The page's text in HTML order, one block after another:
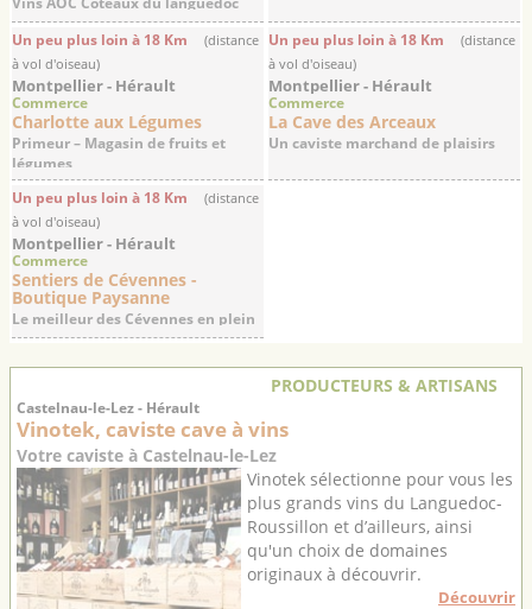
Un peu plus loin à 18 Km
(distance
à vol d'oiseau)
Montpellier - Hérault
Commerce
Charlotte aux Légumes
Primeur – Magasin de fruits et
légumes
Un peu plus loin à 18 Km
(distance
à vol d'oiseau)
Montpellier - Hérault
Commerce
La Cave des Arceaux
Un caviste marchand de plaisirs
Un peu plus loin à 18 Km
(distance
à vol d'oiseau)
Montpellier - Hérault
Commerce
Sentiers de Cévennes -
Boutique Paysanne
Le meilleur des Cévennes en plein
cœur de ...
PRODUCTEURS & ARTISANS
Castelnau-le-Lez - Hérault
Vinotek, caviste cave à vins
Votre caviste à Castelnau-le-Lez
Vinotek sélectionne pour vous les
plus grands vins du Languedoc-
Roussillon et d’ailleurs, ainsi
qu'un choix de domaines
originaux à découvrir.
Découvrir